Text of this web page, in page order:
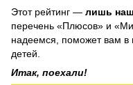
Этот рейтинг — лишь
перечень «Плюсов» и
надеемся, поможет вам в
детей.
Итак, поехали!